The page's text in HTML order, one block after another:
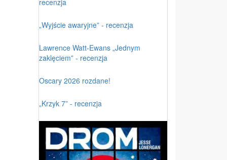
„Wyjście awaryjne” - recenzja
Lawrence Watt-Ewans „Jednym
zaklęciem” - recenzja
Oscary 2026 rozdane!
„Krzyk 7” - recenzja